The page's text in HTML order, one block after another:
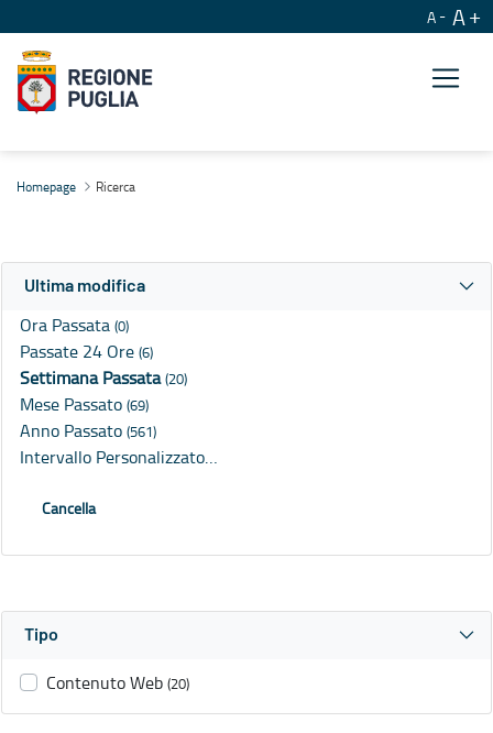
A A
Homepage Ricerca
Ultima modifica
Ora Passata (0)
Passate 24 Ore (6)
Settimana Passata(20)
Mese Passato (69)
Anno Passato (561)
Intervallo Personalizzato…
Cancella
Tipo
Contenuto Web (20)